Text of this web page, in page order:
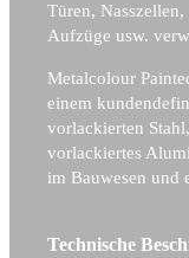
Türen,
Aufzüge usw.
Metalcolour
einem
vorlackierten
vorlackiertes
im Bauwesen und
Technische